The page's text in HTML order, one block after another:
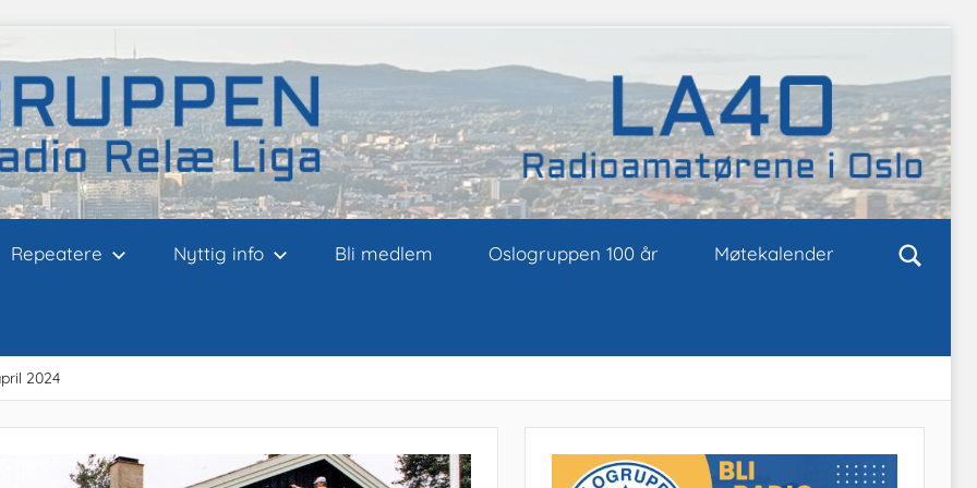
Repeatere Nyttig info Bli medlem Oslogruppen 100 år Møtekalender
2024